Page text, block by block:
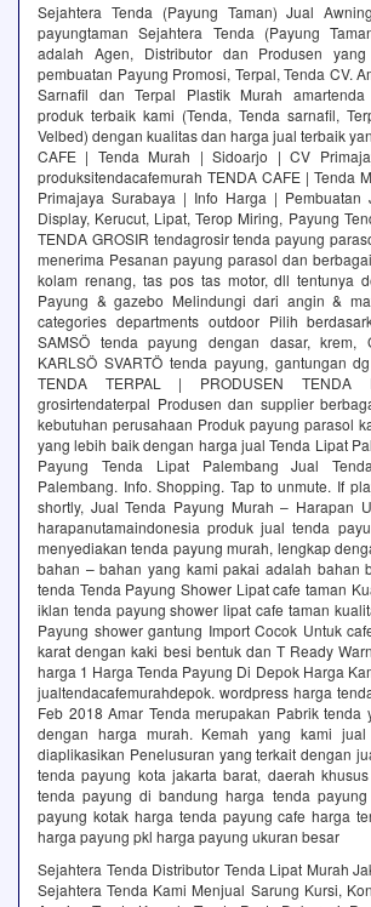
Sejahtera Tenda (Payung Taman) Jual
payungtaman Sejahtera Tenda (Payung
adalah Agen, Distributor dan Produsen
pembuatan Payung Promosi, Terpal, Tenda CV.
Sarnafil dan Terpal Plastik Murah amartenda
produk terbaik kami (Tenda, Tenda sarnafil,
Velbed) dengan kualitas dan harga jual terbaik
CAFE | Tenda Murah | Sidoarjo | CV
produksitendacafemurah TENDA CAFE | Tenda
Primajaya Surabaya | Info Harga | Pembuatan
Display, Kerucut, Lipat, Terop Miring, Payung
TENDA GROSIR tendagrosir tenda payung
menerima Pesanan payung parasol dan
kolam renang, tas pos tas motor, dll tentunya
Payung & gazebo Melindungi dari angin &
categories departments outdoor Pilih
SAMSÖ tenda payung dengan dasar,
KARLSÖ SVARTÖ tenda payung, gantungan
TENDA TERPAL | PRODUSEN TENDA
grosirtendaterpal Produsen dan supplier
kebutuhan perusahaan Produk payung parasol
yang lebih baik dengan harga jual Tenda Lipat
Payung Tenda Lipat Palembang Jual
Palembang. Info. Shopping. Tap to unmute. If
shortly, Jual Tenda Payung Murah – Harapan
harapanutamaindonesia produk jual tenda
menyediakan tenda payung murah, lengkap
bahan – bahan yang kami pakai adalah bahan
tenda Tenda Payung Shower Lipat cafe taman
iklan tenda payung shower lipat cafe taman
Payung shower gantung Import Cocok Untuk
karat dengan kaki besi bentuk dan T Ready
harga 1 Harga Tenda Payung Di Depok Harga
jualtendacafemurahdepok. wordpress harga
Feb 2018 Amar Tenda merupakan Pabrik tenda
dengan harga murah. Kemah yang kami
diaplikasikan Penelusuran yang terkait dengan
tenda payung kota jakarta barat, daerah
tenda payung di bandung harga tenda
payung kotak harga tenda payung cafe harga
harga payung pkl harga payung ukuran besar
Sejahtera Tenda Distributor Tenda Lipat Murah
Sejahtera Tenda Kami Menjual Sarung Kursi,